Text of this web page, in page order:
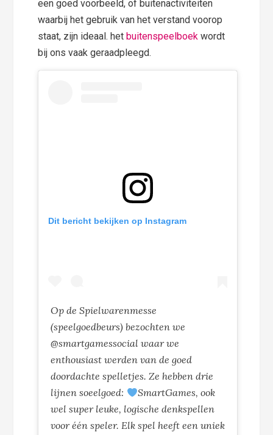
een goed voorbeeld, of buitenactiviteiten
waarbij het gebruik van het verstand voorop
staat, zijn ideaal. het buitenspeelboek wordt
bij ons vaak geraadpleegd.
Dit bericht bekijken op Instagram
Op de Spielwarenmesse
(speelgoedbeurs) bezochten we
@smartgamessocial waar we
enthousiast werden van de goed
doordachte spelletjes. Ze hebben drie
lijnen soeelgoed:
SmartGames, ook
wel super leuke, logische denkspellen
voor één speler. Elk spel heeft een uniek